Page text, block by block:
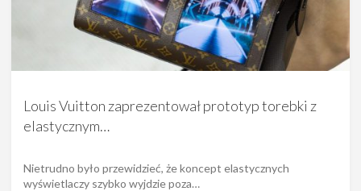
Louis Vuitton zaprezentował prototyp torebki z
elastycznym…
Nietrudno było przewidzieć, że koncept elastycznych
wyświetlaczy szybko wyjdzie poza…